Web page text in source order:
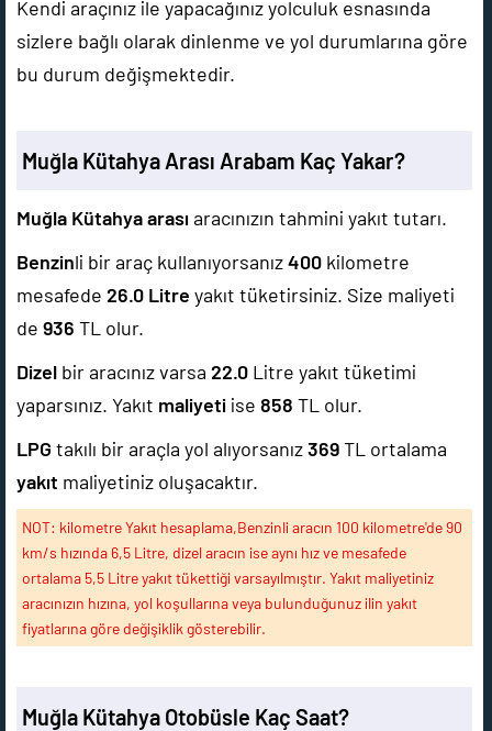
Kendi araçınız ile yapacağınız yolculuk esnasında
sizlere bağlı olarak dinlenme ve yol durumlarına göre
bu durum değişmektedir.
Muğla Kütahya Arası Arabam Kaç Yakar?
Muğla Kütahya arasıaracınızın tahmini yakıt tutarı.
Benzinli bir araç kullanıyorsanız400 kilometre
mesafede 26.0 Litre yakıt tüketirsiniz. Size maliyeti
de 936 TL olur.
Dizel bir aracınız varsa 22.0 Litre yakıt tüketimi
yaparsınız. Yakıt maliyeti ise 858 TL olur.
LPG takılı bir araçla yol alıyorsanız369TL ortalama
yakıt maliyetiniz oluşacaktır.
NOT: kilometre Yakıt hesaplama,Benzinli aracın 100 kilometre'de 90
km/s hızında 6,5 Litre, dizel aracın ise aynı hız ve mesafede
ortalama 5,5 Litre yakıt tükettiği varsayılmıştır. Yakıt maliyetiniz
aracınızın hızına, yol koşullarına veya bulunduğunuz ilin yakıt
fiyatlarına göre değişiklik gösterebilir.
Muğla Kütahya Otobüsle Kaç Saat?